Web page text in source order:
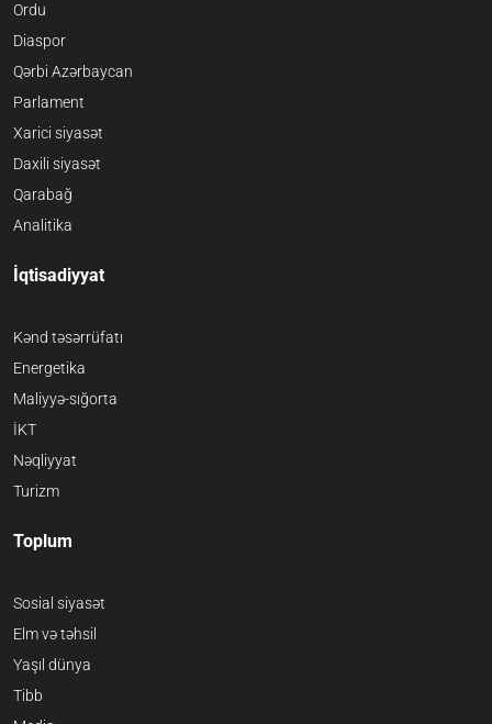
Ordu
Diaspor
Qərbi Azərbaycan
Parlament
Xarici siyasət
Daxili siyasət
Qarabağ
Analitika
İqtisadiyyat
Kənd təsərrüfatı
Energetika
Maliyyə-sığorta
İKT
Nəqliyyat
Turizm
Toplum
Sosial siyasət
Elm və təhsil
Yaşıl dünya
Tibb